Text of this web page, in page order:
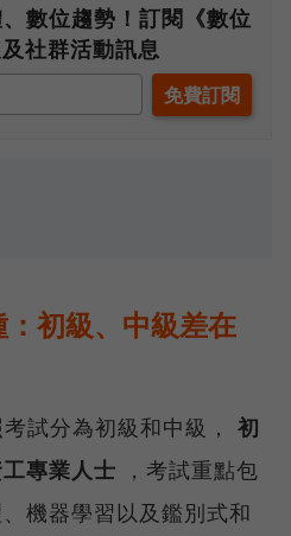
數位趨勢！訂閱《數位
社群活動訊息
初級、中級差在
試分為初級和中級， 初
專業人士 ，考試重點包
機器學習以及鑑別式和